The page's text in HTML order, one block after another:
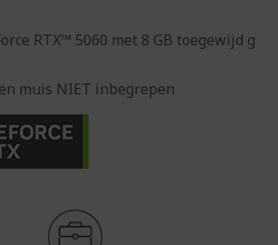
RTX™ 5060 met 8 GB toegewijd g
muis NIET inbegrepen